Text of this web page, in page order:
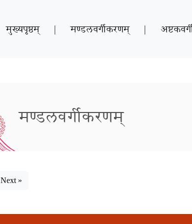
मुख्यपृष्ठम् | मण्डलवर्गीकरणम् |
मण्डलवर्गीकरणम्
Next »